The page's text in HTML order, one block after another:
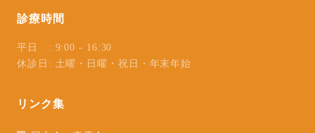
診療時間
平日 : 9:00 - 16:30
休診日: 土曜・日曜・祝日・年末年始
リンク集